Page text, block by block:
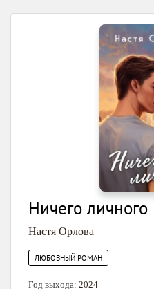
Ничего личного
Настя Орлова
ЛЮБОВНЫЙ РОМАН
Год выхода: 2024